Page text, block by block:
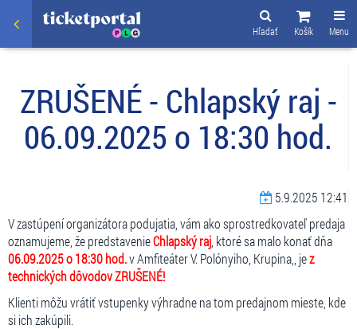
Menu
Košík
Hľadať
ZRUŠENÉ - Chlapský raj -
06.09.2025 o 18:30 hod.
5.9.2025 12:41
V zastúpení organizátora podujatia, vám ako sprostredkovateľ predaja
oznamujeme, že predstavenieChlapský raj , ktoré sa malo konať dňa
06.09.2025 o 18:30 hod.v Amfiteáter V. Polónyiho, Krupina,, jez
technických dôvodov ZRUŠENÉ!
Klienti môžu vrátiť vstupenky výhradne na tom predajnom mieste, kde
si ich zakúpili.